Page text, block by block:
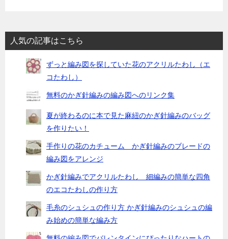
人気の記事はこちら
ずっと編み図を探していた花のアクリルたわし（エ
コたわし）
無料のかぎ針編みの編み図へのリンク集
夏が終わるのに本で見た麻紐のかぎ針編みのバッグ
を作りたい！
手作りの花のカチューム かぎ針編みのブレードの
編み図をアレンジ
かぎ針編みでアクリルたわし 細編みの簡単な四角
のエコたわしの作り方
毛糸のシュシュの作り方 かぎ針編みのシュシュの編
み始めの簡単な編み方